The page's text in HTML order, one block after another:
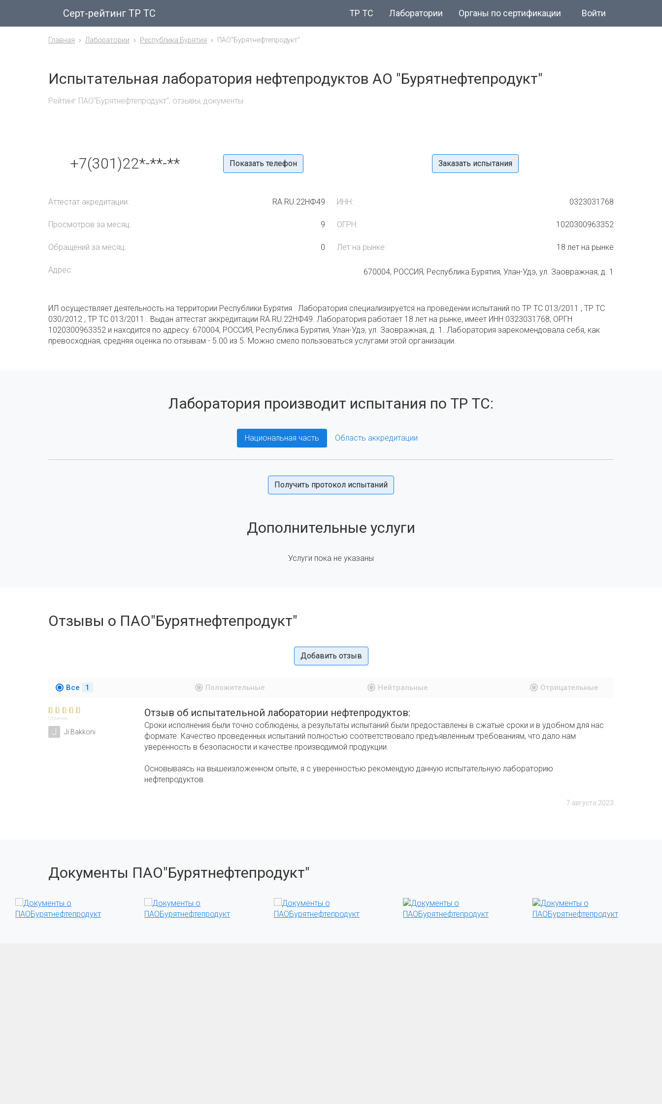
Серт-рейтинг ТР ТС ТР ТС Лаборатории Органы по сертификации Войти
Главная Лаборатории Республика Бурятия ПАО"Бурятнефтепродукт"
Испытательная лаборатория нефтепродуктов АО "Бурятнефтепродукт"
Рейтинг ПАО"Бурятнефтепродукт", отзывы, документы
+7(301)22*-**-** Показать телефон Заказать испытания
Аттестат акредитации: RA.RU.22НФ49
Просмотров за месяц: 9
Обращений за месяц: 0
ИНН: 0323031768
ОГРН: 1020300963352
Лет на рынке: 18 лет на рынке
Адрес: 670004, РОССИЯ, Республика Бурятия, Улан-Удэ, ул. Заовражная, д. 1
ИЛ осуществляет деятельность на территории Республики Бурятия . Лаборатория специализируется на проведении испытаний по ТР ТС 013/2011 , ТР ТС
030/2012 , ТР ТС 013/2011 . Выдан аттестат аккредитации RA.RU.22НФ49. Лаборатория работает 18 лет на рынке, имеет ИНН 0323031768, ОРГН
1020300963352 и находится по адресу: 670004, РОССИЯ, Республика Бурятия, Улан-Удэ, ул. Заовражная, д. 1. Лаборатория зарекомендовала себя, как
превосходная, средняя оценка по отзывам - 5.00 из 5. Можно смело пользоваться услугами этой организации.
Лаборатория производит испытания по ТР ТС:
Национальная часть Область аккредитации
Получить протокол испытаний
Дополнительные услуги
Услуги пока не указаны
Отзывы о ПАО"Бурятнефтепродукт"
Добавить отзыв
Все 1 Положительные Нейтральные Отрицательные
Отлично
J Ji Bakkoni
Отзыв об испытательной лаборатории нефтепродуктов:
Сроки исполнения были точно соблюдены, а результаты испытаний были предоставлены в сжатые сроки и в удобном для нас
формате. Качество проведенных испытаний полностью соответствовало предъявленным требованиям, что дало нам
уверенность в безопасности и качестве производимой продукции.
Основываясь на вышеизложенном опыте, я с уверенностью рекомендую данную испытательную лабораторию
нефтепродуктов.
7 августа 2023
Документы ПАО"Бурятнефтепродукт"